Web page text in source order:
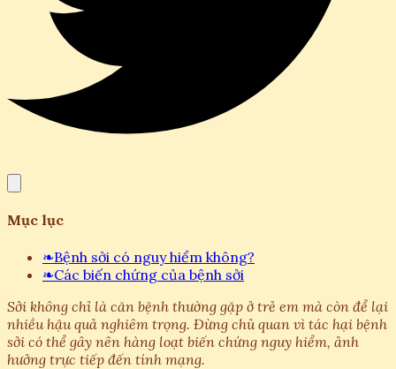
Mục lục
❧Bệnh sởi có nguy hiểm không?
❧Các biến chứng của bệnh sởi
Sởi không chỉ là căn bệnh thường gặp ở trẻ em mà còn để lại
nhiều hậu quả nghiêm trọng. Đừng chủ quan vì tác hại bệnh
sởi có thể gây nên hàng loạt biến chứng nguy hiểm, ảnh
hưởng trực tiếp đến tính mạng.